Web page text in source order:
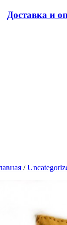
Доставка и
/